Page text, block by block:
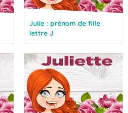
Julie : prénom de fille
lettre J